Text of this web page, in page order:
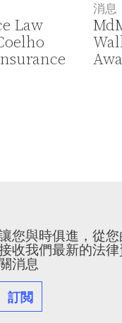
Law
消息
您與時俱進，從
收我們最新的法
消息
訂閲